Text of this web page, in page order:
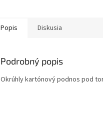
Popis Diskusia
Podrobný popis
Okrúhly